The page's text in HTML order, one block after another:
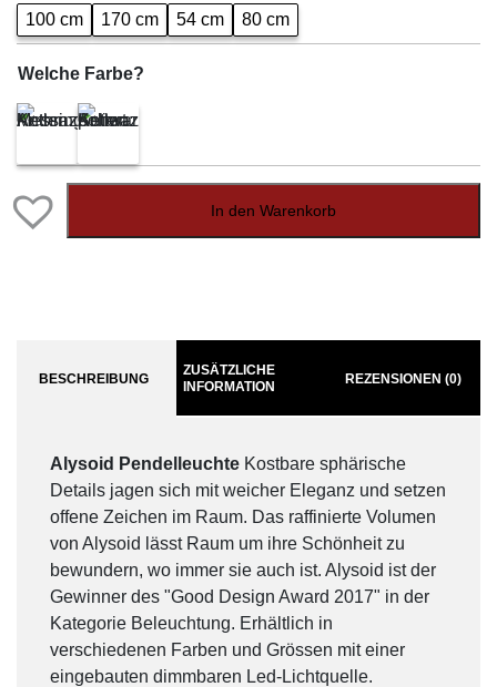
100 cm 170 cm 54 cm 80 cm
Welche Farbe?
In den Warenkorb
BESCHREIBUNG
ZUSÄTZLICHE
INFORMATION
REZENSIONEN (0)
Alysoid Pendelleuchte Kostbare sphärische
Details jagen sich mit weicher Eleganz und setzen
offene Zeichen im Raum. Das raffinierte Volumen
von Alysoid lässt Raum um ihre Schönheit zu
bewundern, wo immer sie auch ist. Alysoid ist der
Gewinner des "Good Design Award 2017" in der
Kategorie Beleuchtung. Erhältlich in
verschiedenen Farben und Grössen mit einer
eingebauten dimmbaren Led-Lichtquelle.